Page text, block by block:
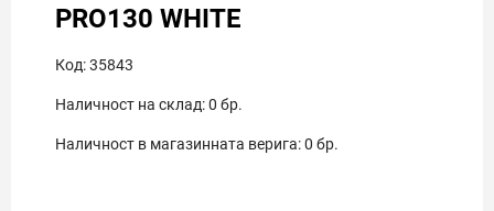
PRO130 WHITE
Код:35843
Наличност на склад:0 бр.
Наличност в магазинната верига:0 бр.